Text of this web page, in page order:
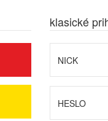
klasické